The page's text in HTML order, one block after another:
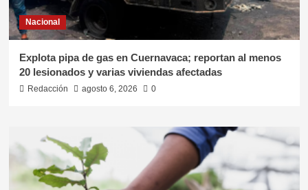
Nacional
Explota pipa de gas en Cuernavaca; reportan al menos
20 lesionados y varias viviendas afectadas
Redacción agosto 6, 2026 0